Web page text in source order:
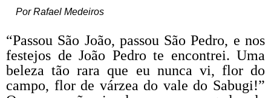
Por Rafael Medeiros
“Passou São João, passou São Pedro, e nos
festejos de João Pedro te encontrei. Uma
beleza tão rara que eu nunca vi, flor do
campo, flor de várzea do vale do Sabugi!”